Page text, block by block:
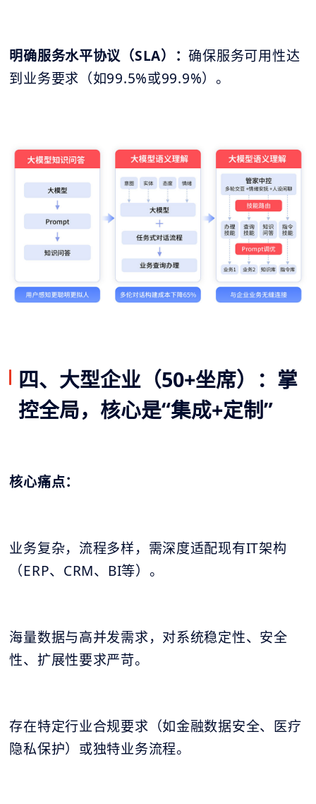
明确服务水平协议（SLA）：确保服务可用性达
到业务要求（如99.5%或99.9%）。
四、大型企业（50+坐席）：掌
控全局，核心是“集成+定制”
核心痛点：
业务复杂，流程多样，需深度适配现有IT架构
（ERP、CRM、BI等）。
海量数据与高并发需求，对系统稳定性、安全
性、扩展性要求严苛。
存在特定行业合规要求（如金融数据安全、医疗
隐私保护）或独特业务流程。